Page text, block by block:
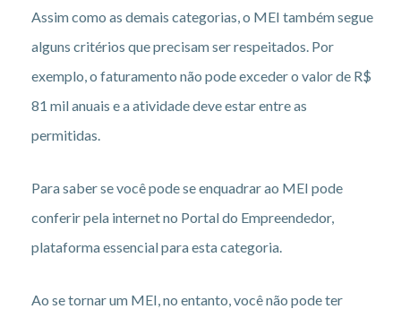
Assim como as demais categorias, o MEI também segue
alguns critérios que precisam ser respeitados. Por
exemplo, o faturamento não pode exceder o valor de R$
81 mil anuais e a atividade deve estar entre as
permitidas.
Para saber se você pode se enquadrar ao MEI pode
conferir pela internet no Portal do Empreendedor,
plataforma essencial para esta categoria.
Ao se tornar um MEI, no entanto, você não pode ter